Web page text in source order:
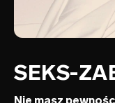
SEKS-